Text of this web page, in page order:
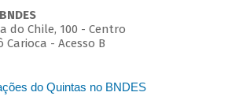
do Chile, 100 - Centro
- Acesso B
do Quintas no BNDES